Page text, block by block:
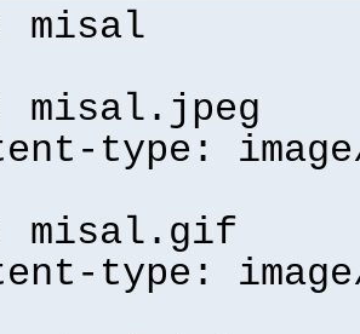
misal
misal.jpeg
type:
misal.gif
type: